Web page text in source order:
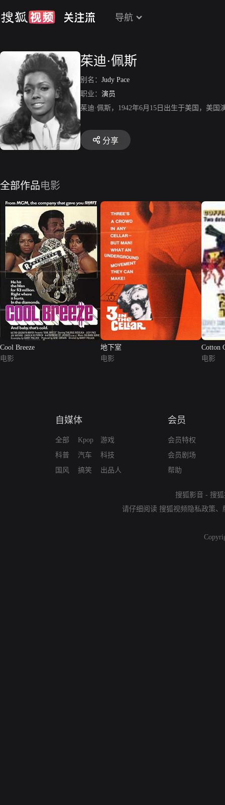
导航
茱迪·佩斯
别名： Judy Pace
职业： 演员
茱迪·佩斯，1942年6月15日出生于美国，美
分享
全部作品电影
Cool Breeze
电影
地下室
电影
Cotton
电影
自媒体
全部
科普
国风
Kpop
汽车
搞笑
游戏
科技
出品人
会员
会员特权
会员剧场
帮助
搜狐影音 - 搜
请仔细阅读 搜狐视频隐私政策、